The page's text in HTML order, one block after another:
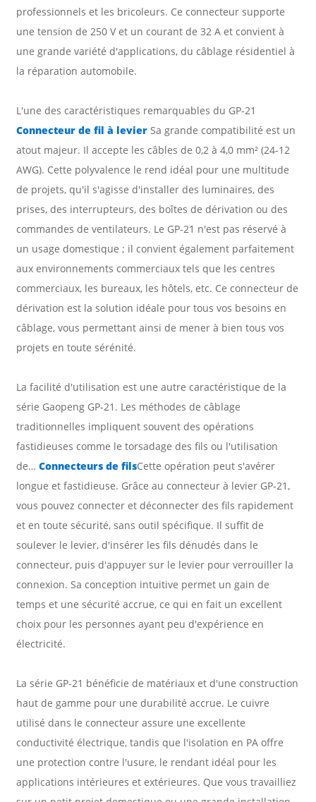
professionnels et les bricoleurs. Ce connecteur supporte
une tension de 250 V et un courant de 32 A et convient à
une grande variété d'applications, du câblage résidentiel à
la réparation automobile.
L'une des caractéristiques remarquables du GP-21
Connecteur de fil à levierSa grande compatibilité est un
atout majeur. Il accepte les câbles de 0,2 à 4,0 mm² (24-12
AWG). Cette polyvalence le rend idéal pour une multitude
de projets, qu'il s'agisse d'installer des luminaires, des
prises, des interrupteurs, des boîtes de dérivation ou des
commandes de ventilateurs. Le GP-21 n'est pas réservé à
un usage domestique ; il convient également parfaitement
aux environnements commerciaux tels que les centres
commerciaux, les bureaux, les hôtels, etc. Ce connecteur de
dérivation est la solution idéale pour tous vos besoins en
câblage, vous permettant ainsi de mener à bien tous vos
projets en toute sérénité.
La facilité d'utilisation est une autre caractéristique de la
série Gaopeng GP-21. Les méthodes de câblage
traditionnelles impliquent souvent des opérations
fastidieuses comme le torsadage des fils ou l'utilisation
de… Connecteurs de filsCette opération peut s'avérer
longue et fastidieuse. Grâce au connecteur à levier GP-21,
vous pouvez connecter et déconnecter des fils rapidement
et en toute sécurité, sans outil spécifique. Il suffit de
soulever le levier, d'insérer les fils dénudés dans le
connecteur, puis d'appuyer sur le levier pour verrouiller la
connexion. Sa conception intuitive permet un gain de
temps et une sécurité accrue, ce qui en fait un excellent
choix pour les personnes ayant peu d'expérience en
électricité.
La série GP-21 bénéficie de matériaux et d'une construction
haut de gamme pour une durabilité accrue. Le cuivre
utilisé dans le connecteur assure une excellente
conductivité électrique, tandis que l'isolation en PA offre
une protection contre l'usure, le rendant idéal pour les
applications intérieures et extérieures. Que vous travailliez